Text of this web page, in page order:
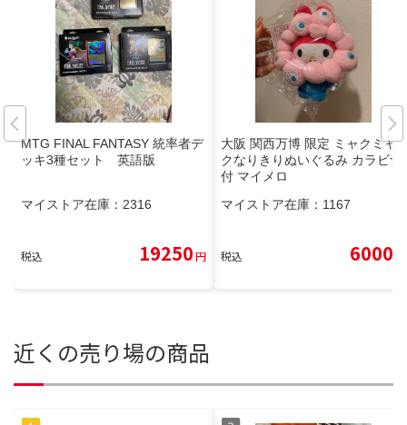
MTG FINAL FANTASY 統率者デ
ッキ3種セット 英語版
マイストア在庫： 2316
税込 19250円
大阪 関西万博 限定 ミャクミャ
クなりきりぬいぐるみ カラビナ
付 マイメロ
マイストア在庫： 1167
税込 6000
近くの売り場の商品